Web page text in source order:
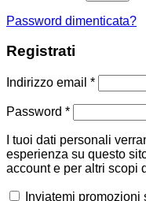
Password dimenticata?
Registrati
Indirizzo email *Richiesto
Password *Richiesto
I tuoi dati personali
esperienza su questo
account e per altri scopi
Inviatemi